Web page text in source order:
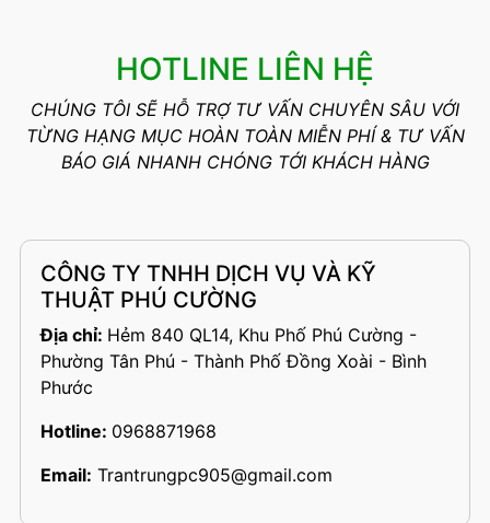
HOTLINE LIÊN HỆ
CHÚNG TÔI SẼ HỖ TRỢ TƯ VẤN CHUYÊN SÂU VỚI
TỪNG HẠNG MỤC HOÀN TOÀN MIỄN PHÍ & TƯ VẤN
BÁO GIÁ NHANH CHÓNG TỚI KHÁCH HÀNG
CÔNG TY TNHH DỊCH VỤ VÀ KỸ
THUẬT PHÚ CƯỜNG
Địa chỉ: Hẻm 840 QL14, Khu Phố Phú Cường -
Phường Tân Phú - Thành Phố Đồng Xoài - Bình
Phước
Hotline: 0968871968
Email: Trantrungpc905@gmail.com